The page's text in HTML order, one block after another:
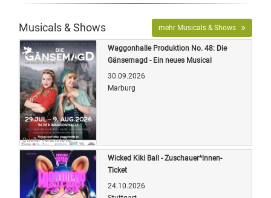
Musicals & Shows mehr Musicals & Shows
Quelle: Veranstalter
Waggonhalle Produktion No. 48: Die
Gänsemagd - Ein neues Musical
30.09.2026
Marburg
Wicked Kiki Ball - Zuschauer*innen-
Ticket
24.10.2026